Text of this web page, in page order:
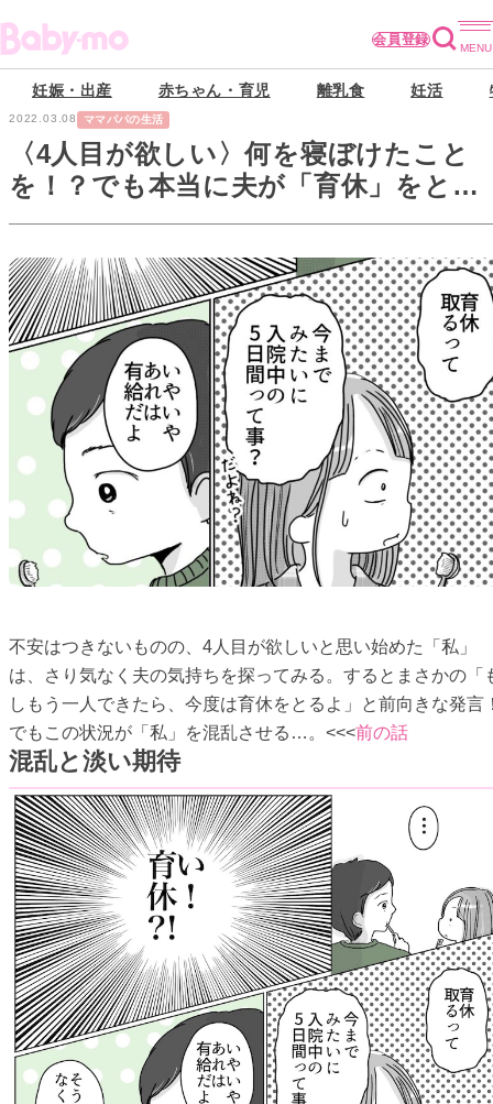
会員登録
妊娠・出産 赤ちゃん・育児 離乳食 妊活
2022.03.08 ママパパの生活
〈4人目が欲しい〉何を寝ぼけたこと
を！？でも本当に夫が「育休」をとれ
るのなら…【第5話】
不安はつきないものの、4人目が欲しいと思い始めた「私」
は、さり気なく夫の気持ちを探ってみる。するとまさかの「
しもう一人できたら、今度は育休をとるよ」と前向きな発言
でもこの状況が「私」を混乱させる…。<<<前の話
混乱と淡い期待